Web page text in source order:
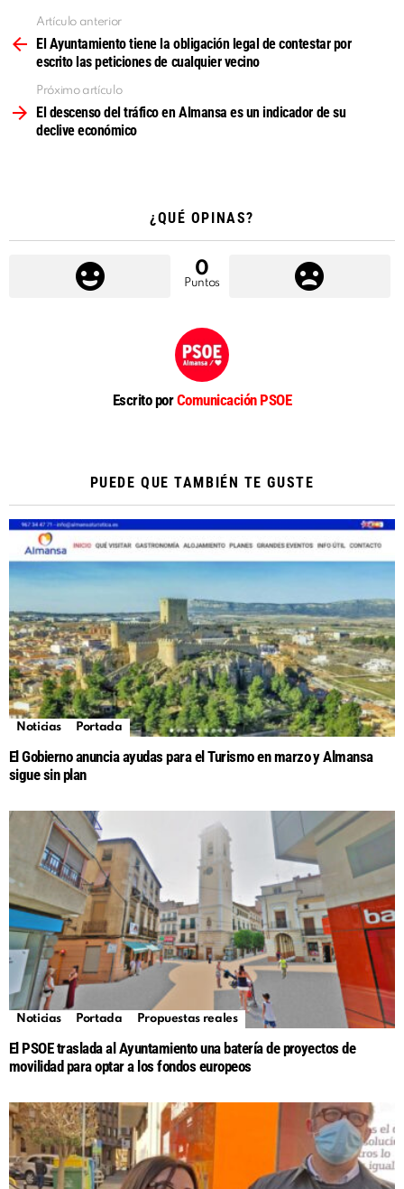
más
Artículo anterior
El Ayuntamiento tiene la obligación legal de contestar por
escrito las peticiones de cualquier vecino
Próximo artículo
El descenso del tráfico en Almansa es un indicador de su
declive económico
¿QUÉ OPINAS?
0
Puntos
Escrito porComunicación PSOE
PUEDE QUE TAMBIÉN TE GUSTE
Noticias Portada
El Gobierno anuncia ayudas para el Turismo en marzo y Almansa
sigue sin plan
Noticias Portada Propuestas reales
El PSOE traslada al Ayuntamiento una batería de proyectos de
movilidad para optar a los fondos europeos